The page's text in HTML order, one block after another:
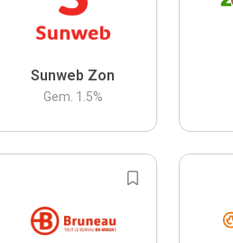
Sunweb Zon
Gem. 1.5%